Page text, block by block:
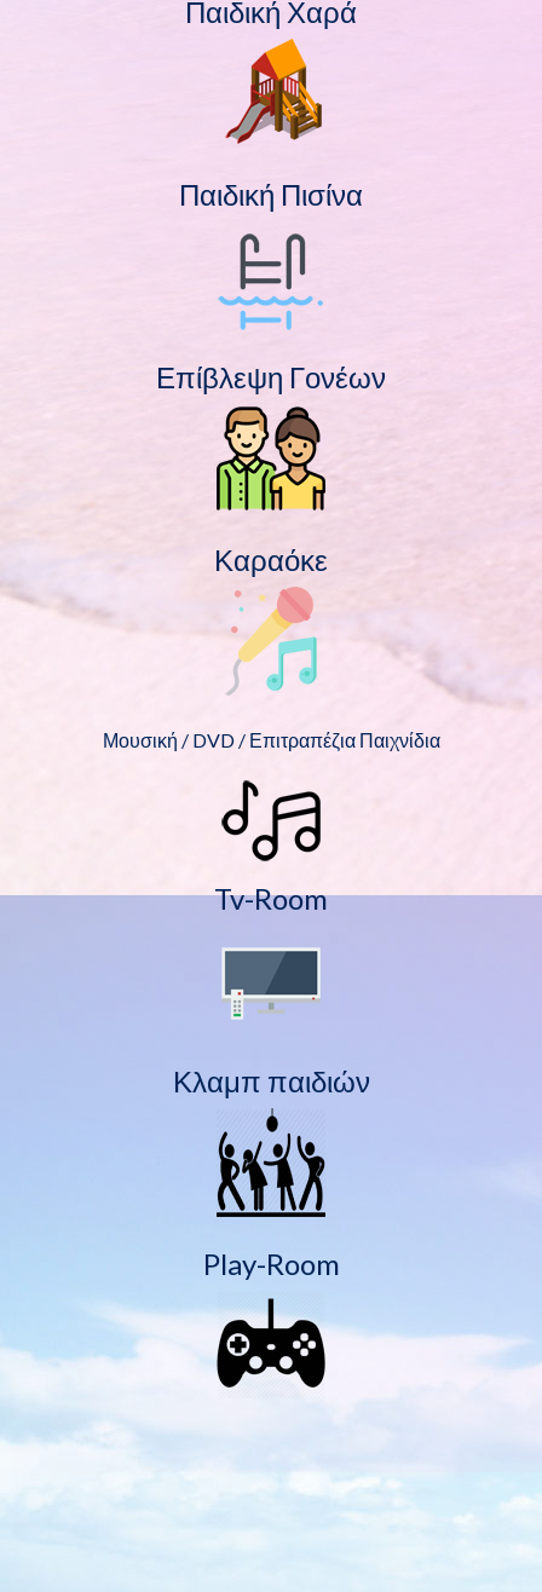
Παιδική Χαρά
Παιδική Πισίνα
Επίβλεψη Γονέων
Καραόκε
Μουσική / DVD / Επιτραπέζια Παιχνίδια
Tv-Room
Κλαμπ παιδιών
Play-Room